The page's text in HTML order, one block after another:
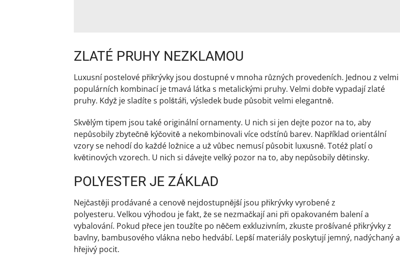
ZLATÉ PRUHY NEZKLAMOU
Luxusní postelové přikrývky jsou dostupné v mnoha různých provedeních. Jednou z velmi
populárních kombinací je tmavá látka s metalickými pruhy. Velmi dobře vypadají zlaté
pruhy. Když je sladíte s polštáři, výsledek bude působit velmi elegantně.
Skvělým tipem jsou také originální ornamenty. U nich si jen dejte pozor na to, aby
nepůsobily zbytečně kýčovitě a nekombinovali více odstínů barev. Například orientální
vzory se nehodí do každé ložnice a už vůbec nemusí působit luxusně. Totéž platí o
květinových vzorech. U nich si dávejte velký pozor na to, aby nepůsobily dětinsky.
POLYESTER JE ZÁKLAD
Nejčastěji prodávané a cenově nejdostupnější jsou přikrývky vyrobené z
polyesteru. Velkou výhodou je fakt, že se nezmačkají ani při opakovaném balení a
vybalování. Pokud přece jen toužíte po něčem exkluzivním, zkuste prošívané přikrývky z
bavlny, bambusového vlákna nebo hedvábí. Lepší materiály poskytují jemný, nadýchaný a
hřejivý pocit.